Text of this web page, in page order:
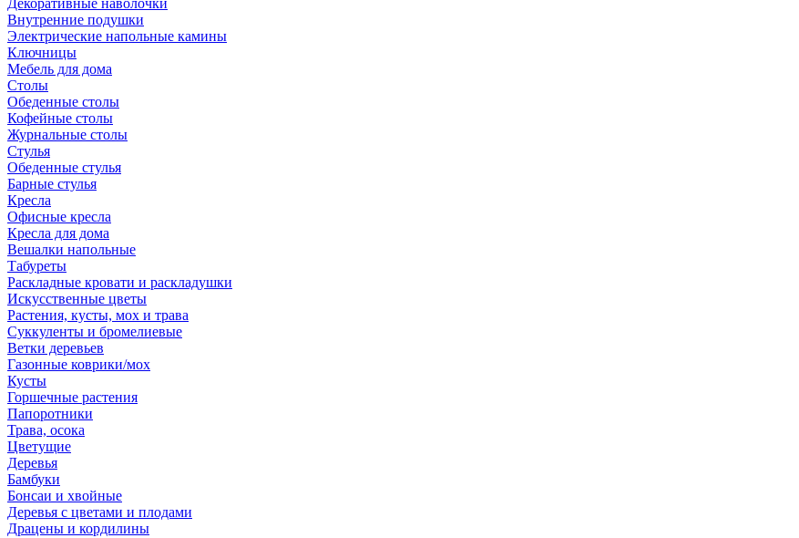
Декоративные наволочки
Внутренние подушки
Электрические напольные камины
Ключницы
Мебель для дома
Столы
Обеденные столы
Кофейные столы
Журнальные столы
Стулья
Обеденные стулья
Барные стулья
Кресла
Офисные кресла
Кресла для дома
Вешалки напольные
Табуреты
Раскладные кровати и раскладушки
Искусственные цветы
Растения, кусты, мох и трава
Суккуленты и бромелиевые
Ветки деревьев
Газонные коврики/мох
Кусты
Горшечные растения
Папоротники
Трава, осока
Цветущие
Деревья
Бамбуки
Бонсаи и хвойные
Деревья с цветами и плодами
Драцены и кордилины